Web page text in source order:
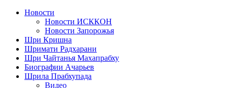
Новости
Новости ИСККОН
Новости Запорожья
Шри Кришна
Шримати Радхарани
Шри Чайтанья Махапрабху
Биографии Ачарьев
Шрила Прабхупада
Видео